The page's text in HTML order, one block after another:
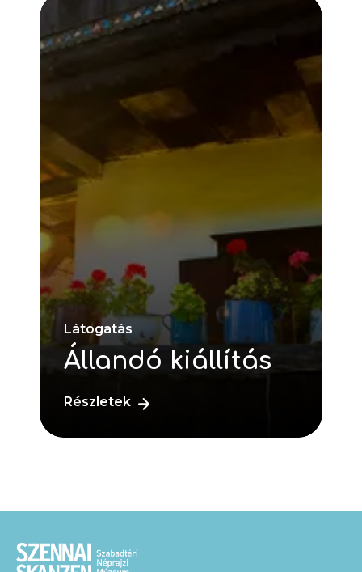
Látogatás
Állandó kiállítás
Részletek